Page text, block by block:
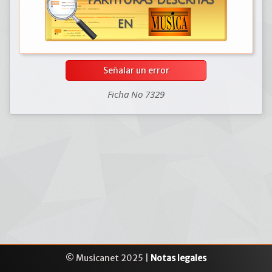
Señalar un error
Ficha No 7329
© Musicanet 2025 | Notas legales